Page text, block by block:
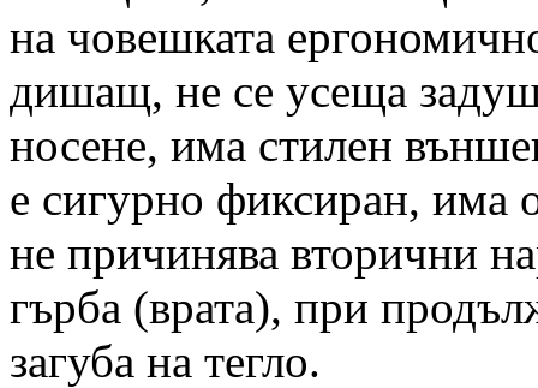
на човешката
дишащ, не се усеща
носене, има стилен
е сигурно фиксиран, има
не причинява вторични
гърба (врата), при
загуба на тегло.